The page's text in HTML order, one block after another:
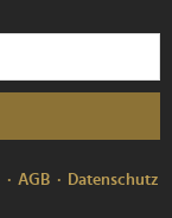
AGB
Datenschutz